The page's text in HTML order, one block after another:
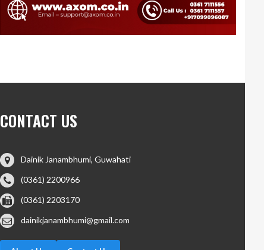
CONTACT US
Dainik Janambhumi, Guwahati
(0361) 2200966
(0361) 2203170
dainikjanambhumi@gmail.com